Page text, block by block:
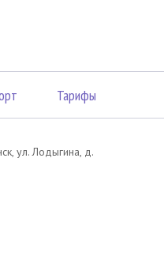
Тарифы
ул. Лодыгина, д.